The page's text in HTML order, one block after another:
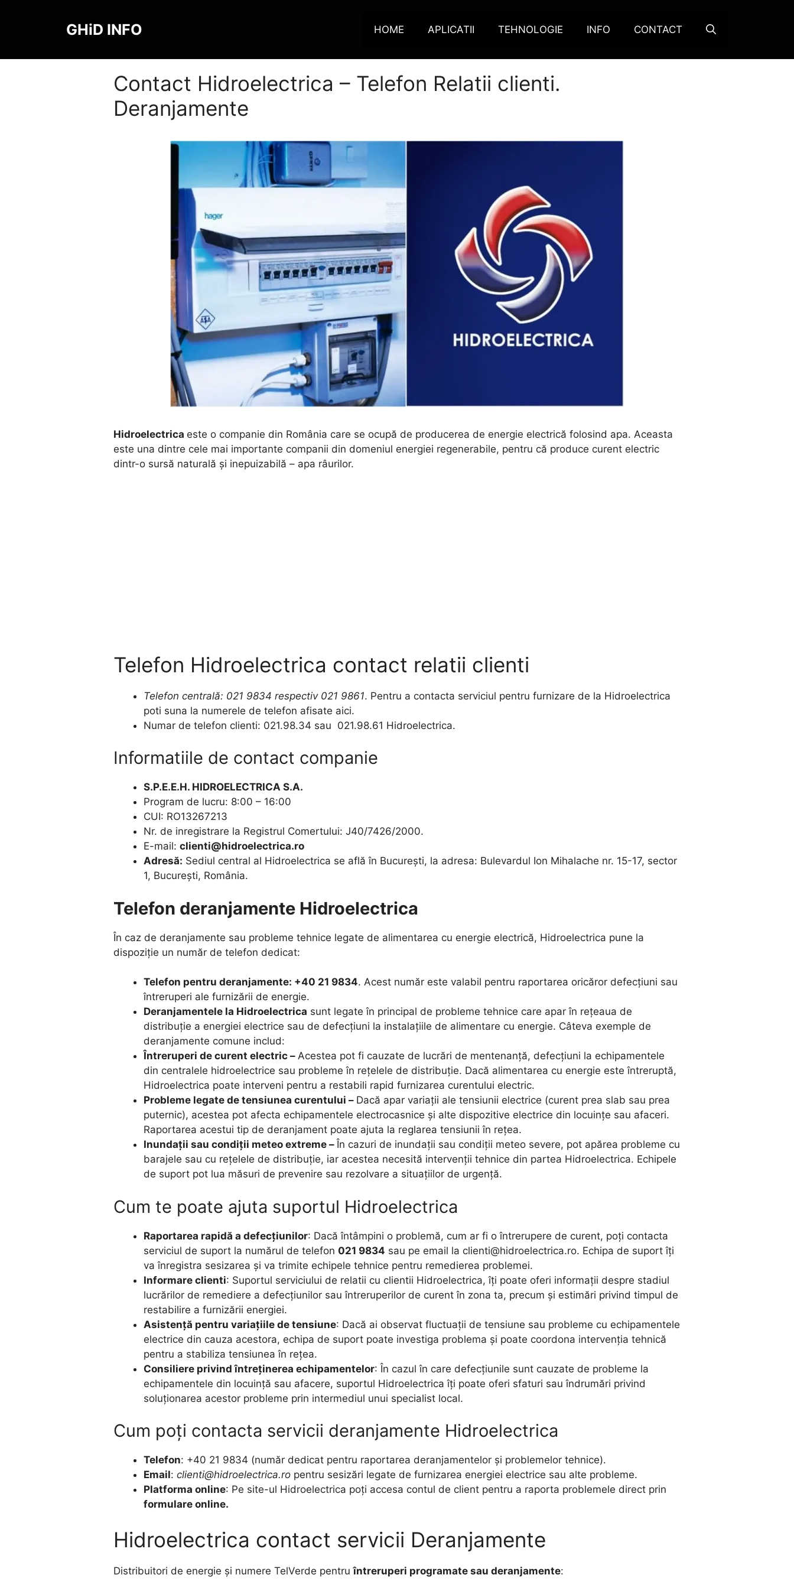
GHiD INFO HOME APLICATII TEHNOLOGIE INFO CONTACT
Contact Hidroelectrica – Telefon Relatii clienti.
Deranjamente
Hidroelectrica este o companie din România care se ocupă de producerea de energie electrică folosind apa. Aceasta
este una dintre cele mai importante companii din domeniul energiei regenerabile, pentru că produce curent electric
dintr-o sursă naturală și inepuizabilă – apa râurilor.
Telefon Hidroelectrica contact relatii clienti
Telefon centrală: 021 9834 respectiv 021 9861. Pentru a contacta serviciul pentru furnizare de la Hidroelectrica
poti suna la numerele de telefon afisate aici.
Numar de telefon clienti: 021.98.34 sau 021.98.61 Hidroelectrica.
Informatiile de contact companie
S.P.E.E.H. HIDROELECTRICA S.A.
Program de lucru: 8:00 – 16:00
CUI: RO13267213
Nr. de inregistrare la Registrul Comertului: J40/7426/2000.
E-mail: clienti@hidroelectrica.ro
Adresă: Sediul central al Hidroelectrica se află în București, la adresa: Bulevardul Ion Mihalache nr. 15-17, sector
1, București, România.
Telefon deranjamente Hidroelectrica
În caz de deranjamente sau probleme tehnice legate de alimentarea cu energie electrică, Hidroelectrica pune la
dispoziție un număr de telefon dedicat:
Telefon pentru deranjamente: +40 21 9834. Acest număr este valabil pentru raportarea oricăror defecțiuni sau
întreruperi ale furnizării de energie.
Deranjamentele la Hidroelectrica sunt legate în principal de probleme tehnice care apar în rețeaua de
distribuție a energiei electrice sau de defecțiuni la instalațiile de alimentare cu energie. Câteva exemple de
deranjamente comune includ:
Întreruperi de curent electric – Acestea pot fi cauzate de lucrări de mentenanță, defecțiuni la echipamentele
din centralele hidroelectrice sau probleme în rețelele de distribuție. Dacă alimentarea cu energie este întreruptă,
Hidroelectrica poate interveni pentru a restabili rapid furnizarea curentului electric.
Probleme legate de tensiunea curentului – Dacă apar variații ale tensiunii electrice (curent prea slab sau prea
puternic), acestea pot afecta echipamentele electrocasnice și alte dispozitive electrice din locuințe sau afaceri.
Raportarea acestui tip de deranjament poate ajuta la reglarea tensiunii în rețea.
Inundații sau condiții meteo extreme – În cazuri de inundații sau condiții meteo severe, pot apărea probleme cu
barajele sau cu rețelele de distribuție, iar acestea necesită intervenții tehnice din partea Hidroelectrica. Echipele
de suport pot lua măsuri de prevenire sau rezolvare a situațiilor de urgență.
Cum te poate ajuta suportul Hidroelectrica
Raportarea rapidă a defecțiunilor: Dacă întâmpini o problemă, cum ar fi o întrerupere de curent, poți contacta
serviciul de suport la numărul de telefon 021 9834 sau pe email la clienti@hidroelectrica.ro. Echipa de suport îți
va înregistra sesizarea și va trimite echipele tehnice pentru remedierea problemei.
Informare clienti: Suportul serviciului de relatii cu clientii Hidroelectrica, îți poate oferi informații despre stadiul
lucrărilor de remediere a defecțiunilor sau întreruperilor de curent în zona ta, precum și estimări privind timpul de
restabilire a furnizării energiei.
Asistență pentru variațiile de tensiune: Dacă ai observat fluctuații de tensiune sau probleme cu echipamentele
electrice din cauza acestora, echipa de suport poate investiga problema și poate coordona intervenția tehnică
pentru a stabiliza tensiunea în rețea.
Consiliere privind întreținerea echipamentelor: În cazul în care defecțiunile sunt cauzate de probleme la
echipamentele din locuință sau afacere, suportul Hidroelectrica îți poate oferi sfaturi sau îndrumări privind
soluționarea acestor probleme prin intermediul unui specialist local.
Cum poți contacta servicii deranjamente Hidroelectrica
Telefon: +40 21 9834 (număr dedicat pentru raportarea deranjamentelor și problemelor tehnice).
Email: clienti@hidroelectrica.ro pentru sesizări legate de furnizarea energiei electrice sau alte probleme.
Platforma online: Pe site-ul Hidroelectrica poți accesa contul de client pentru a raporta problemele direct prin
formulare online.
Hidroelectrica contact servicii Deranjamente
Distribuitori de energie și numere TelVerde pentruîntreruperi programate sau deranjamente: